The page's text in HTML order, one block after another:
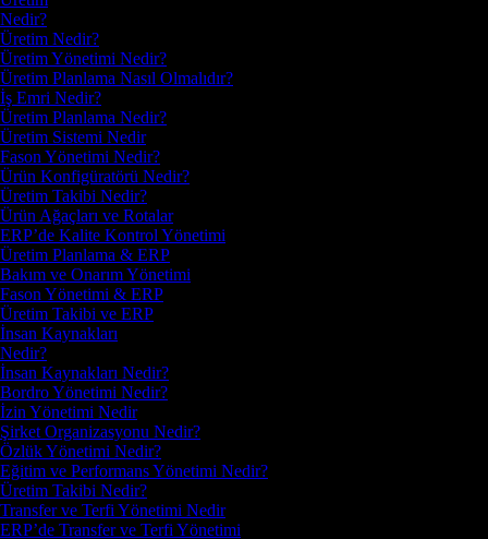
Nedir?
Üretim Nedir?
Üretim Yönetimi Nedir?
Üretim Planlama Nasıl Olmalıdır?
İş Emri Nedir?
Üretim Planlama Nedir?
Üretim Sistemi Nedir
Fason Yönetimi Nedir?
Ürün Konfigüratörü Nedir?
Üretim Takibi Nedir?
Ürün Ağaçları ve Rotalar
ERP’de Kalite Kontrol Yönetimi
Üretim Planlama & ERP
Bakım ve Onarım Yönetimi
Fason Yönetimi & ERP
Üretim Takibi ve ERP
İnsan Kaynakları
Nedir?
İnsan Kaynakları Nedir?
Bordro Yönetimi Nedir?
İzin Yönetimi Nedir
Şirket Organizasyonu Nedir?
Özlük Yönetimi Nedir?
Eğitim ve Performans Yönetimi Nedir?
Üretim Takibi Nedir?
Transfer ve Terfi Yönetimi Nedir
ERP’de Transfer ve Terfi Yönetimi